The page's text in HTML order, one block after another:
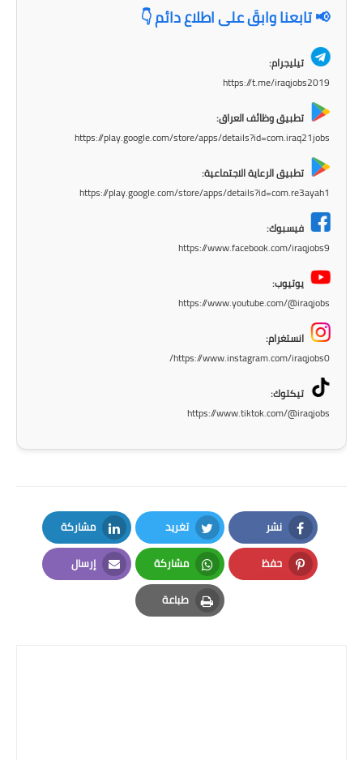
المرحلة الابتدائية
الجامعات
العالي
📢 تابعنا وابقَ على اطلاع دائم 👇
تيليجرام:
https://t.me/iraqjobs2019
تطبيق وظائف العراق:
https://play.google.com/store/apps/details?id=com.iraq21jobs
تطبيق الرعاية الاجتماعية:
https://play.google.com/store/apps/details?id=com.re3ayah1
فيسبوك:
https://www.facebook.com/iraqjobs9
يوتيوب:
https://www.youtube.com/@iraqjobs
انستغرام:
https://www.instagram.com/iraqjobs0/
تيكتوك:
https://www.tiktok.com/@iraqjobs
نشر
Facebook
تغريد
Twitter
مشاركة
LinkedIn
حفظ
Pinterest
مشاركة
Whatsapp
إرسال
Email
طباعة
Print